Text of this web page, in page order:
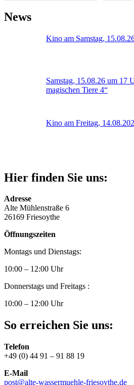
News
Kino am Samstag,
Samstag, 15.08.26 um 17
magischen Tiere 4“
Kino am Freitag,
Hier finden Sie uns:
Adresse
Alte Mühlenstraße 6
26169 Friesoythe
Öffnungszeiten
Montags und Dienstags:
10:00 – 12:00 Uhr
Donnerstags und Freitags :
10:00 – 12:00 Uhr
So erreichen Sie uns:
Telefon
+49 (0) 44 91 – 91 88 19
E-Mail
post@alte-wassermuehle-friesoythe.de